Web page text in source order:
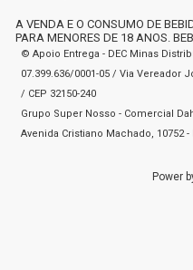
A VENDA E O CONSUMO DE
PARA MENORES DE 18 ANOS.
© Apoio Entrega - DEC Minas
07.399.636/0001-05 / Via Vereador
/ CEP 32150-240
Grupo Super Nosso - Comercial
Avenida Cristiano Machado, 10752
Power